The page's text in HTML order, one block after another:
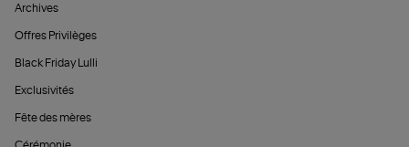
Archives
Offres Privilèges
Black Friday Lulli
Exclusivités
Fête des mères